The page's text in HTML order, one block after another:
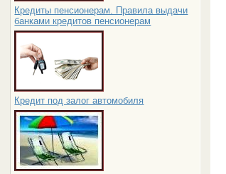
Кредиты пенсионерам. Правила выдачи
банками кредитов пенсионерам
Кредит под залог автомобиля